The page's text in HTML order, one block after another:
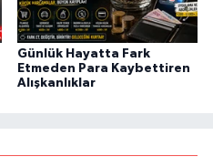
Günlük Hayatta Fark
Etmeden Para Kaybettiren
Alışkanlıklar